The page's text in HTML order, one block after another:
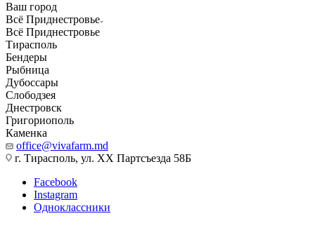
Ваш город
Всё Приднестровье
Всё Приднестровье
Тирасполь
Бендеры
Рыбница
Дубоссары
Слободзея
Днестровск
Григориополь
Каменка
office@vivafarm.md
г. Тирасполь, ул. ХХ Партсъезда 58Б
Facebook
Instagram
Одноклассники